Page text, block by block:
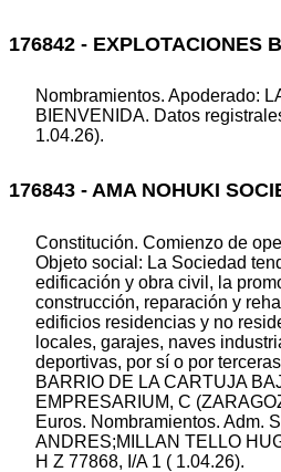
176842 - EXPLOTACIONES
Nombramientos. Apoderado:
BIENVENIDA. Datos
1.04.26).
176843 - AMA NOHUKI
Constitución. Comienzo de
Objeto social: La Sociedad
edificación y obra civil, la
construcción, reparación y
edificios residencias y no
locales, garajes, naves
deportivas, por sí o por
BARRIO DE LA CARTUJA
EMPRESARIUM, C
Euros. Nombramientos. Adm.
ANDRES;MILLAN TELLO
H Z 77868, I/A 1 ( 1.04.26).